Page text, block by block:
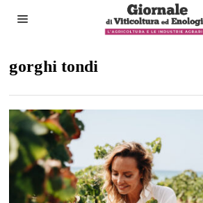
gorghi tondi